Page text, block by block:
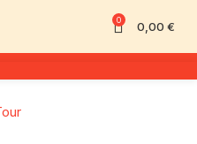
0 0,00 €